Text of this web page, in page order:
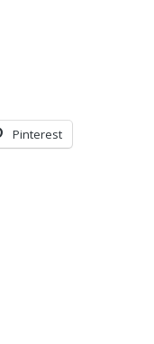
Pinterest